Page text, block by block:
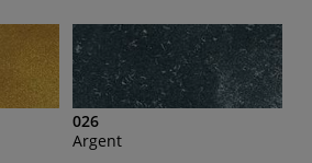
026
Argent